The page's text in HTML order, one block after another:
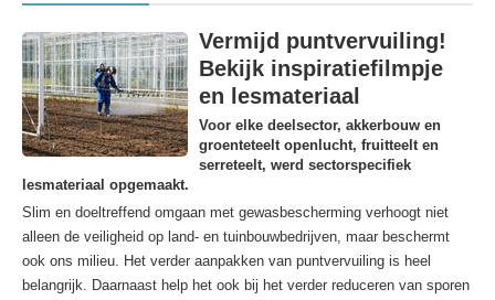
Vermijd puntvervuiling!
Bekijk inspiratiefilmpje
en lesmateriaal
Voor elke deelsector, akkerbouw en
groenteteelt openlucht, fruitteelt en
serreteelt, werd sectorspecifiek
lesmateriaal opgemaakt.
Slim en doeltreffend omgaan met gewasbescherming verhoogt niet
alleen de veiligheid op land- en tuinbouwbedrijven, maar beschermt
ook ons milieu. Het verder aanpakken van puntvervuiling is heel
belangrijk. Daarnaast help het ook bij het verder reduceren van sporen